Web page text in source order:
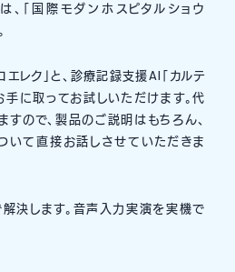
「国際モダンホスピタルショウ
レク」と、診療記録支援AI「カルテ
手に取ってお試しいただけます。代
ので、製品のご説明はもちろん、
いて直接お話しさせていただきま
決します。音声入力実演を実機で